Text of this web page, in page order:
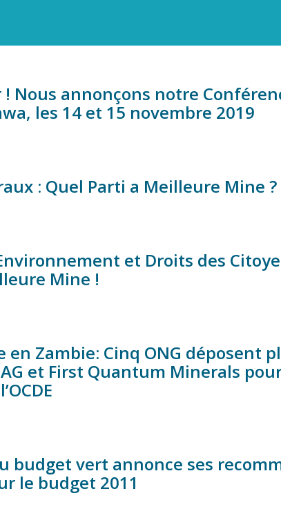
Nous annonçons notre
les 14 et 15 novembre 2019
: Quel Parti a Meilleure Mine ?
et Droits des
Mine !
en Zambie: Cinq ONG déposent
et First Quantum Minerals
budget vert annonce ses
le budget 2011